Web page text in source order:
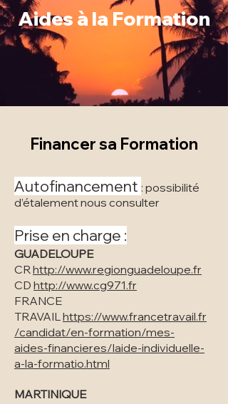
Aides à la Formation
Financer sa Formation
Autofinancement : possibilité
d’étalement nous consulter
Prise en charge :
GUADELOUPE
CR http://www.regionguadeloupe.fr
CD http://www.cg971.fr
FRANCE
TRAVAIL https://www.francetravail.fr
/candidat/en-formation/mes-
aides-financieres/laide-individuelle-
a-la-formatio.html
MARTINIQUE